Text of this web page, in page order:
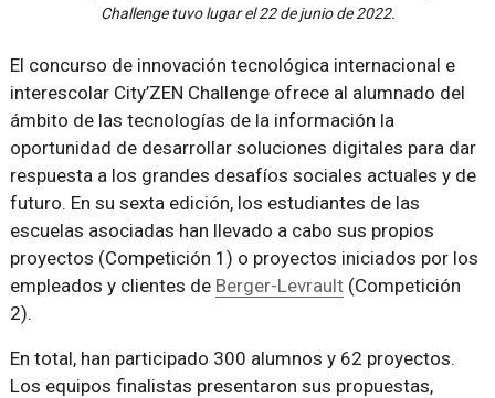
Challenge tuvo lugar el 22 de junio de 2022.
El concurso de innovación tecnológica internacional e
interescolar City’ZEN Challenge ofrece al alumnado del
ámbito de las tecnologías de la información la
oportunidad de desarrollar soluciones digitales para dar
respuesta a los grandes desafíos sociales actuales y de
futuro. En su sexta edición, los estudiantes de las
escuelas asociadas han llevado a cabo sus propios
proyectos (Competición 1) o proyectos iniciados por los
empleados y clientes de Berger-Levrault(Competición
2).
En total, han participado 300 alumnos y 62 proyectos.
Los equipos finalistas presentaron sus propuestas,